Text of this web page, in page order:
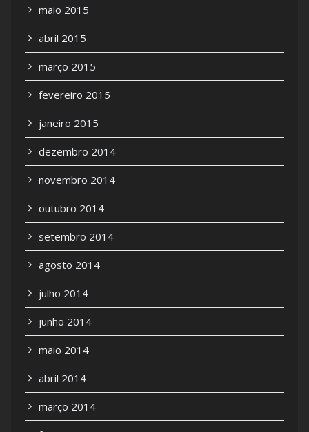
maio 2015
abril 2015
março 2015
fevereiro 2015
janeiro 2015
dezembro 2014
novembro 2014
outubro 2014
setembro 2014
agosto 2014
julho 2014
junho 2014
maio 2014
abril 2014
março 2014